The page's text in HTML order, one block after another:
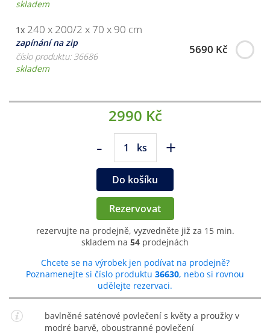
skladem
1x 240 x 200/2 x 70 x 90 cm
zapínání na zip
číslo produktu: 36686
skladem
5690 Kč
2990 Kč
- ks +
Do košíku
Rezervovat
rezervujte na prodejně, vyzvedněte již za 15 min.
skladem na 54 prodejnách
Chcete se na výrobek jen podívat na prodejně?
Poznamenejte si číslo produktu 36630, nebo si rovnou
udělejte rezervaci.
bavlněné saténové povlečení s květy a proužky v
modré barvě, oboustranné povlečení